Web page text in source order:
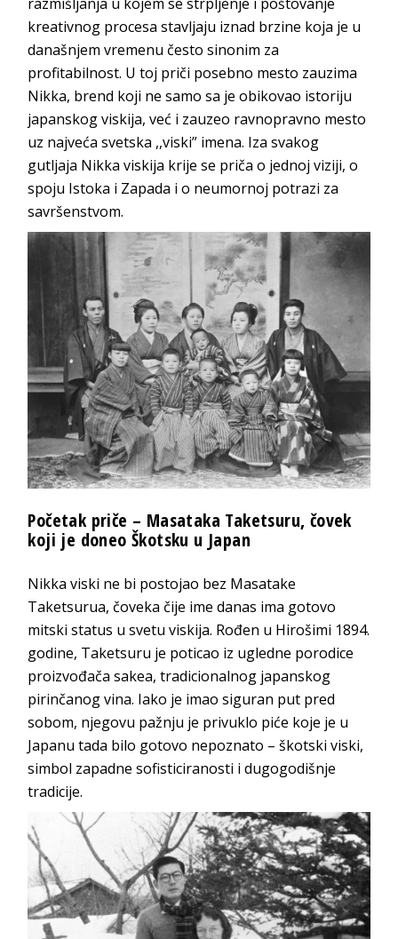
kreativnog procesa stavljaju iznad brzine koja je u
današnjem vremenu često sinonim za
profitabilnost. U toj priči posebno mesto zauzima
Nikka, brend koji ne samo sa je obikovao istoriju
japanskog viskija, već i zauzeo ravnopravno mesto
uz najveća svetska ,,viski” imena. Iza svakog
gutljaja Nikka viskija krije se priča o jednoj viziji, o
spoju Istoka i Zapada i o neumornoj potrazi za
savršenstvom.
Početak priče – Masataka Taketsuru, čovek
koji je doneo Škotsku u Japan
Nikka viski ne bi postojao bez Masatake
Taketsurua, čoveka čije ime danas ima gotovo
mitski status u svetu viskija. Rođen u Hirošimi 1894.
godine, Taketsuru je poticao iz ugledne porodice
proizvođača sakea, tradicionalnog japanskog
pirinčanog vina. Iako je imao siguran put pred
sobom, njegovu pažnju je privuklo piće koje je u
Japanu tada bilo gotovo nepoznato – škotski viski,
simbol zapadne sofisticiranosti i dugogodišnje
tradicije.